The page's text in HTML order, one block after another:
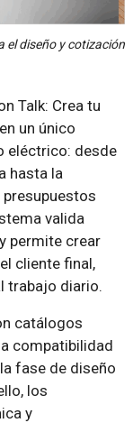
el diseño y cotización
Talk: Crea tu
un único
eléctrico: desde
hasta la
valida
permite crear
cliente final,
trabajo diario.
catálogos
compatibilidad
fase de diseño
los
y